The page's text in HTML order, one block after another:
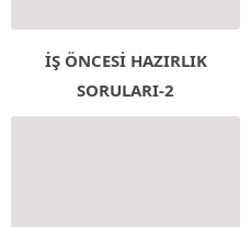
İŞ ÖNCESİ HAZIRLIK
SORULARI-2